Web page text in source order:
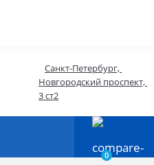
Санкт-Петербург,
Новгородский проспект,
3 ст2
0